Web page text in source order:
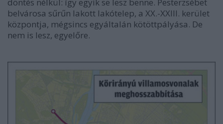
belvárosa sűrűn lakott lakótelep, a XX.-XXIII. kerület
központja, mégsincs egyáltalán kötöttpályása. De
nem is lesz, egyelőre.